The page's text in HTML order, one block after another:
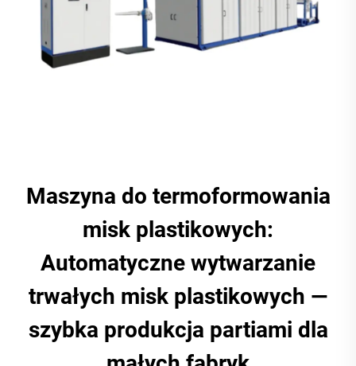
Maszyna do termoformowania
misk plastikowych:
Automatyczne wytwarzanie
trwałych misk plastikowych —
szybka produkcja partiami dla